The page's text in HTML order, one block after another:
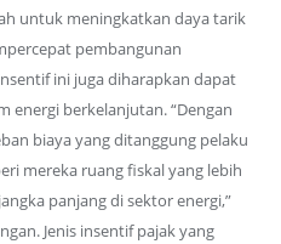
untuk meningkatkan daya tarik
pembangunan
ini juga diharapkan dapat
energi berkelanjutan. “Dengan
biaya yang ditanggung pelaku
mereka ruang fiskal yang lebih
panjang di sektor energi,”
Jenis insentif pajak yang